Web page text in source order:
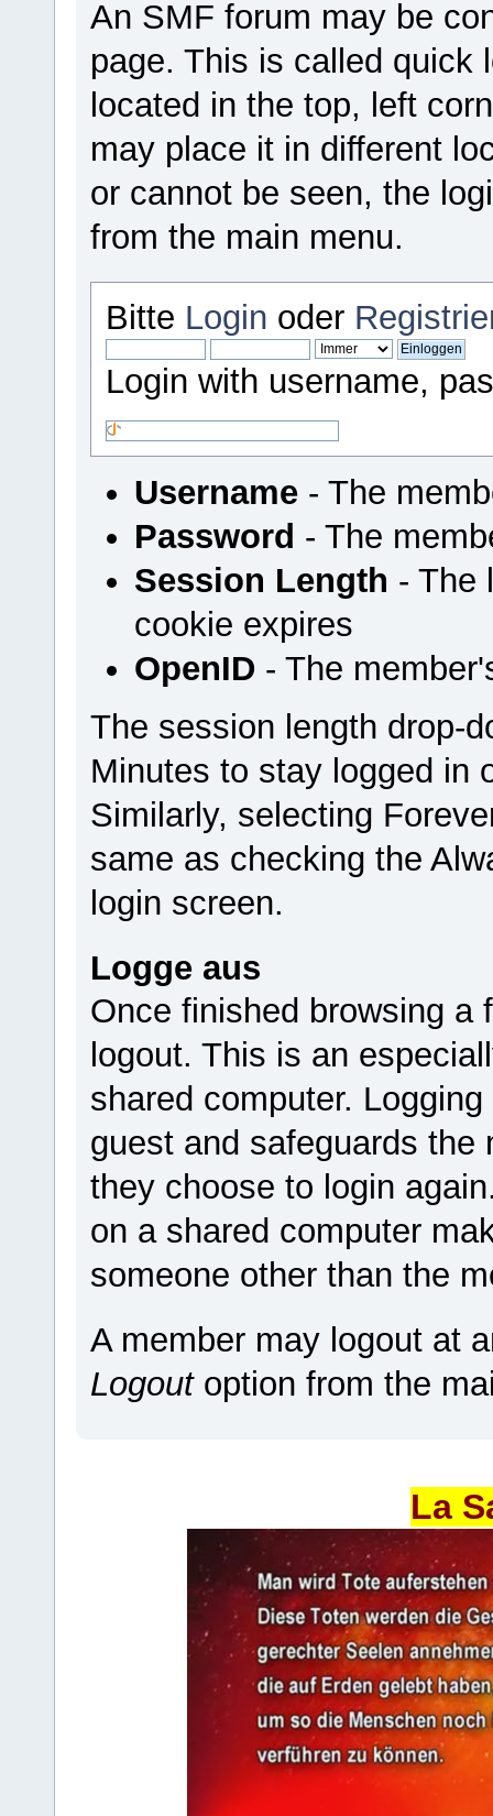
An SMF forum may be
page. This is called quick
located in the top, left
may place it in different
or cannot be seen, the
from the main menu.
Bitte Login oder
Login with username,
Username- The
Password - The
Session Length - The
cookie expires
OpenID - The
The session length drop-
Minutes to stay logged in
Similarly, selecting
same as checking the
login screen.
Logge aus
Once finished browsing a
logout. This is an
shared computer.
guest and safeguards
they choose to login
on a shared computer
someone other than the
A member may logout at
Logoutoption from the
La